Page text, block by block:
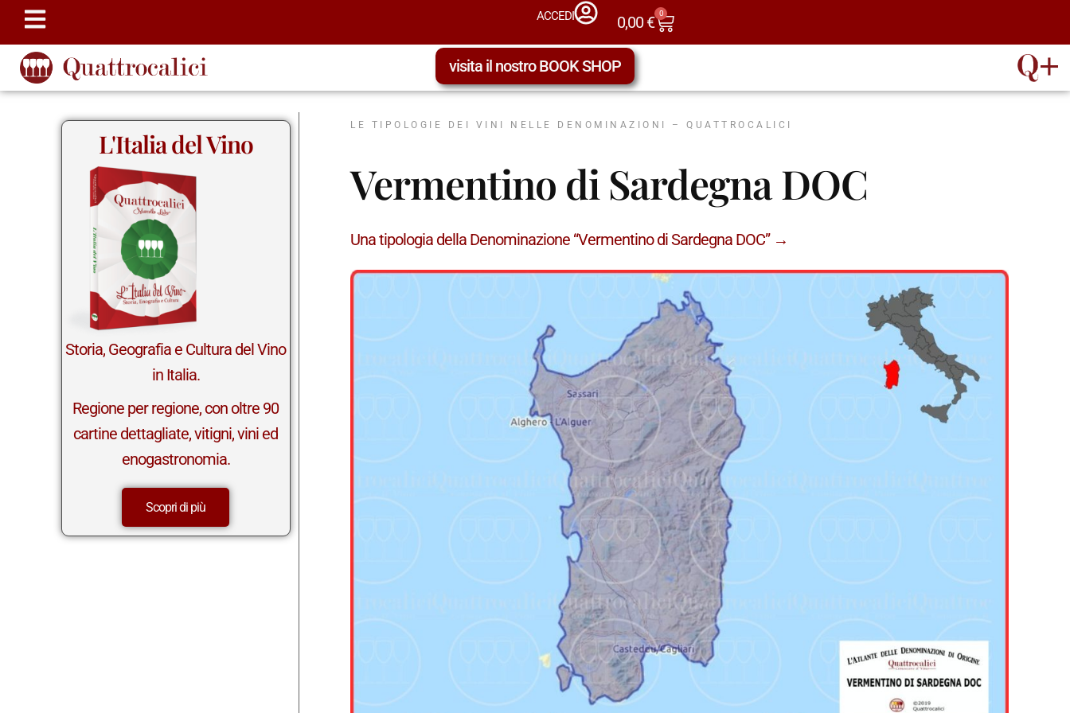
ACCEDI 0,00€ 0
visita il nostro BOOK SHOP
L'Italia del Vino
Storia, Geografia e Cultura del Vino
in Italia.
Regione per regione, con oltre 90
cartine dettagliate, vitigni, vini ed
enogastronomia.
Scopri di più
LE TIPOLOGIE DEI VINI NELLE DENOMINAZIONI – QUATTROCALICI
Vermentino di Sardegna DOC
Una tipologia della Denominazione “Vermentino di Sardegna DOC” →